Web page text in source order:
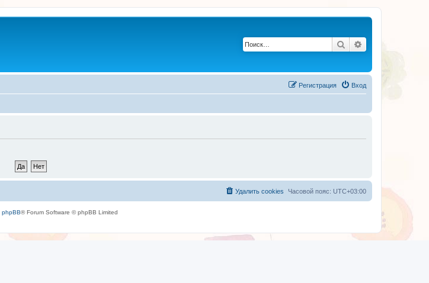
Поиск
Вход
Регистрация
Часовой пояс: UTC+03:00
Удалить cookies
phpBB® Forum Software © phpBB Limited